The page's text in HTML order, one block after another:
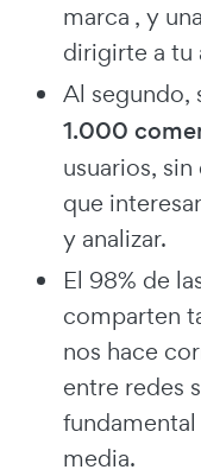
marca , y
dirigirte a tu
Al segundo,
1.000
usuarios,
que
y analizar.
El 98% de
comparten
nos hace
entre redes
media.